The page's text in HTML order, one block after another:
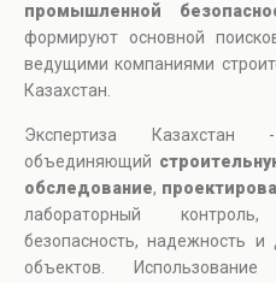
промышленной
формируют основной
ведущими компаниями
Казахстан.
Экспертиза
объединяющий
обследование,
лабораторный
безопасность, надежность и
объектов.